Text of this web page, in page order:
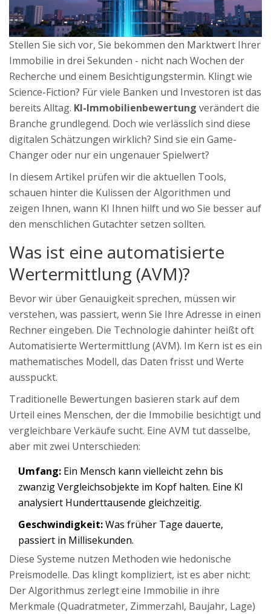
Stellen Sie sich vor, Sie bekommen den Marktwert Ihrer
Immobilie in drei Sekunden - nicht nach Wochen der
Recherche und einem Besichtigungstermin. Klingt wie
Science-Fiction? Für viele Banken und Investoren ist das
bereits Alltag. KI-Immobilienbewertung verändert die
Branche grundlegend. Doch wie verlässlich sind diese
digitalen Schätzungen wirklich? Sind sie ein Game-
Changer oder nur ein ungenauer Spielwert?
In diesem Artikel prüfen wir die aktuellen Tools,
schauen hinter die Kulissen der Algorithmen und
zeigen Ihnen, wann KI Ihnen hilft und wo Sie besser auf
den menschlichen Gutachter setzen sollten.
Was ist eine automatisierte
Wertermittlung (AVM)?
Bevor wir über Genauigkeit sprechen, müssen wir
verstehen, was passiert, wenn Sie Ihre Adresse in einen
Rechner eingeben. Die Technologie dahinter heißt oft
Automatisierte Wertermittlung (AVM). Im Kern ist es ein
mathematisches Modell, das Daten frisst und Werte
ausspuckt.
Traditionelle Bewertungen basieren stark auf dem
Urteil eines Menschen, der die Immobilie besichtigt und
vergleichbare Verkäufe sucht. Eine AVM tut dasselbe,
aber mit zwei Unterschieden:
Umfang: Ein Mensch kann vielleicht zehn bis
zwanzig Vergleichsobjekte im Kopf halten. Eine KI
analysiert Hunderttausende gleichzeitig.
Geschwindigkeit:Was früher Tage dauerte,
passiert in Millisekunden.
Diese Systeme nutzen Methoden wie hedonische
Preismodelle. Das klingt kompliziert, ist es aber nicht:
Der Algorithmus zerlegt eine Immobilie in ihre
Merkmale (Quadratmeter, Zimmerzahl, Baujahr, Lage)